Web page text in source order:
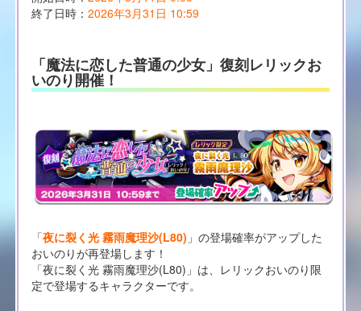
終了日時： 2026年3月31日 10:59
「魔法に恋した普通の少女」復刻レリックお
いのり開催！
「夜に裂く光 霧雨魔理沙(L80) 」の登場確率がアップした
おいのりが再登場します！
「夜に裂く光 霧雨魔理沙(L80)」は、レリックおいのり限
定で登場するキャラクターです。